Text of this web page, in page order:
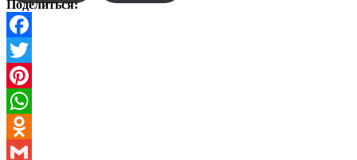
Поделиться:
Facebook
Twitter
Pinterest
WhatsApp
Odnoklassniki